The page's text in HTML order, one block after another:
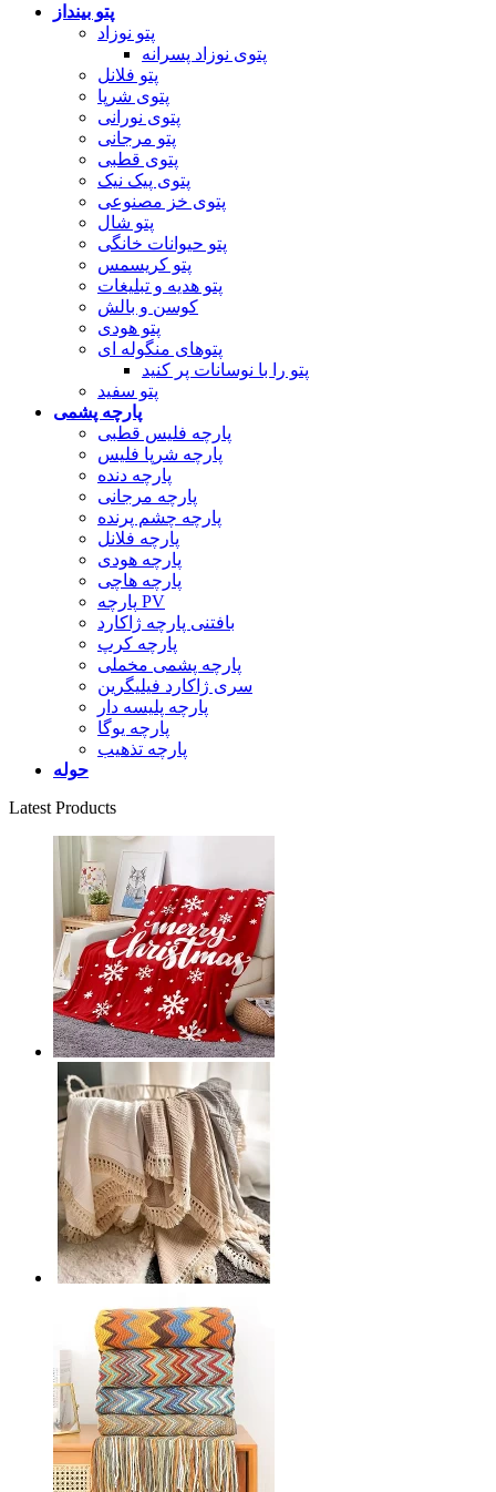
پتو بینداز
پتو نوزاد
پتوی نوزاد پسرانه
پتو فلانل
پتوی شرپا
پتوی نورانی
پتو مرجانی
پتوی قطبی
پتوی پیک نیک
پتوی خز مصنوعی
پتو شال
پتو حیوانات خانگی
پتو کریسمس
پتو هدیه و تبلیغات
کوسن و بالش
پتو هودی
پتوهای منگوله ای
پتو را با نوسانات پر کنید
پتو سفید
پارچه پشمی
پارچه فلیس قطبی
پارچه شرپا فلیس
پارچه دنده
پارچه مرجانی
پارچه چشم پرنده
پارچه فلانل
پارچه هودی
پارچه هاچی
پارچه PV
بافتنی پارچه ژاکارد
پارچه کرپ
پارچه پشمی مخملی
سری ژاکارد فیلیگرین
پارچه پلیسه دار
پارچه یوگا
پارچه تذهیب
حوله
Latest Products